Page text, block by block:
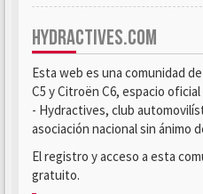
HYDRACTIVES.COM
Esta web es una comunidad
C5 y Citroën C6, espacio
- Hydractives, club
asociación nacional sin ánimo
El registro y acceso a esta
gratuito.